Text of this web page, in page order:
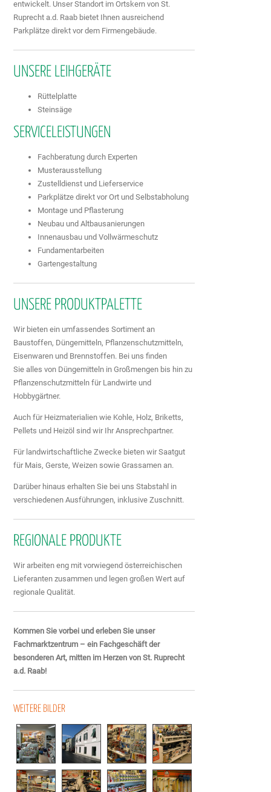
entwickelt. Unser Standort im Ortskern von St.
Ruprecht a.d. Raab bietet Ihnen ausreichend
Parkplätze direkt vor dem Firmengebäude.
UNSERE LEIHGERÄTE
Rüttelplatte
Steinsäge
SERVICELEISTUNGEN
Fachberatung durch Experten
Musterausstellung
Zustelldienst und Lieferservice
Parkplätze direkt vor Ort und Selbstabholung
Montage und Pflasterung
Neubau und Altbausanierungen
Innenausbau und Vollwärmeschutz
Fundamentarbeiten
Gartengestaltung
UNSERE PRODUKTPALETTE
Wir bieten ein umfassendes Sortiment an
Baustoffen, Düngemitteln, Pflanzenschutzmitteln,
Eisenwaren und Brennstoffen. Bei uns finden
Sie alles von Düngemitteln in Großmengen bis hin zu
Pflanzenschutzmitteln für Landwirte und
Hobbygärtner.
Auch für Heizmaterialien wie Kohle, Holz, Briketts,
Pellets und Heizöl sind wir Ihr Ansprechpartner.
Für landwirtschaftliche Zwecke bieten wir Saatgut
für Mais, Gerste, Weizen sowie Grassamen an.
Darüber hinaus erhalten Sie bei uns Stabstahl in
verschiedenen Ausführungen, inklusive Zuschnitt.
REGIONALE PRODUKTE
Wir arbeiten eng mit vorwiegend österreichischen
Lieferanten zusammen und legen großen Wert auf
regionale Qualität.
Kommen Sie vorbei und erleben Sie unser
Fachmarktzentrum – ein Fachgeschäft der
besonderen Art, mitten im Herzen von St. Ruprecht
a.d. Raab!
WEITERE BILDER